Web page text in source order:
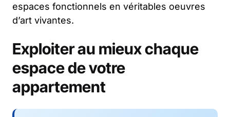
espaces fonctionnels en véritables oeuvres
d’art vivantes.
Exploiter au mieux chaque
espace de votre
appartement